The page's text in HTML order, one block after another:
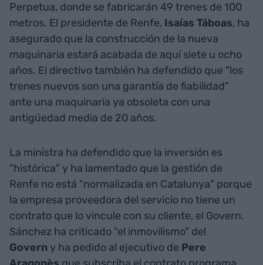
Perpetua, donde se fabricarán 49 trenes de 100
metros. El presidente de Renfe, Isaías Táboas, ha
asegurado que la construcción de la nueva
maquinaria estará acabada de aquí siete u ocho
años. El directivo también ha defendido que "los
trenes nuevos son una garantía de fiabilidad"
ante una maquinaria ya obsoleta con una
antigüedad media de 20 años.
La ministra ha defendido que la inversión es
"histórica" y ha lamentado que la gestión de
Renfe no está "normalizada en Catalunya" porque
la empresa proveedora del servicio no tiene un
contrato que lo vincule con su cliente, el Govern.
Sánchez ha criticado "el inmovilismo" del
Govern y ha pedido al ejecutivo de Pere